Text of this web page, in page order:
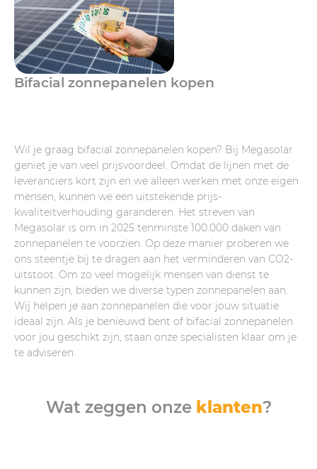
Bifacial zonnepanelen kopen
Wil je graag bifacial zonnepanelen kopen? Bij Megasolar
geniet je van veel prijsvoordeel. Omdat de lijnen met de
leveranciers kort zijn en we alleen werken met onze eigen
mensen, kunnen we een uitstekende prijs-
kwaliteitverhouding garanderen. Het streven van
Megasolar is om in 2025 tenminste 100.000 daken van
zonnepanelen te voorzien. Op deze manier proberen we
ons steentje bij te dragen aan het verminderen van CO2-
uitstoot. Om zo veel mogelijk mensen van dienst te
kunnen zijn, bieden we diverse typen zonnepanelen aan.
Wij helpen je aan zonnepanelen die voor jouw situatie
ideaal zijn. Als je benieuwd bent of bifacial zonnepanelen
voor jou geschikt zijn, staan onze specialisten klaar om je
te adviseren.
Wat zeggen onze klanten?